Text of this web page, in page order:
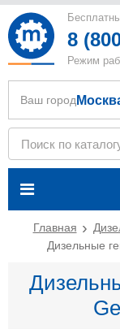
8
Режим
Ваш город
Главная
Дизельные